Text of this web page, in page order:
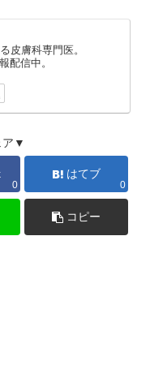
皮膚科専門医。
配信中。
ア▼
0
はてブ
0
コピー